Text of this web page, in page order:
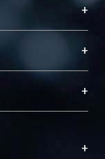
+
珍藏及向國際
，圖書館整合
同功能平
。期能整合研
+
+
+